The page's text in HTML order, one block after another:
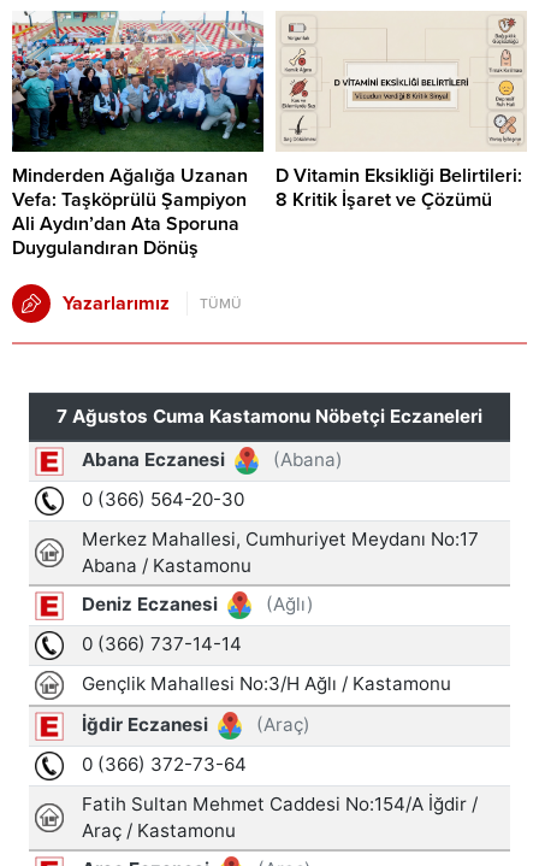
Minderden Ağalığa Uzanan
Vefa: Taşköprülü Şampiyon
Ali Aydın’dan Ata Sporuna
Duygulandıran Dönüş
D Vitamin Eksikliği Belirtileri:
8 Kritik İşaret ve Çözümü
Yazarlarımız TÜMÜ